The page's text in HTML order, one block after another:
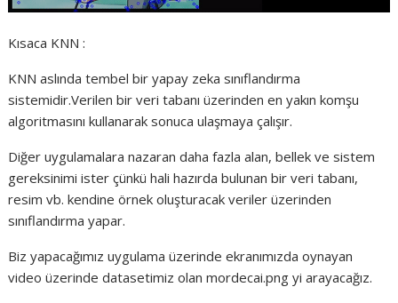
Kısaca KNN :
KNN aslında tembel bir yapay zeka sınıflandırma
sistemidir.Verilen bir veri tabanı üzerinden en yakın komşu
algoritmasını kullanarak sonuca ulaşmaya çalışır.
Diğer uygulamalara nazaran daha fazla alan, bellek ve sistem
gereksinimi ister çünkü hali hazırda bulunan bir veri tabanı,
resim vb. kendine örnek oluşturacak veriler üzerinden
sınıflandırma yapar.
Biz yapacağımız uygulama üzerinde ekranımızda oynayan
video üzerinde datasetimiz olan mordecai.png yi arayacağız.